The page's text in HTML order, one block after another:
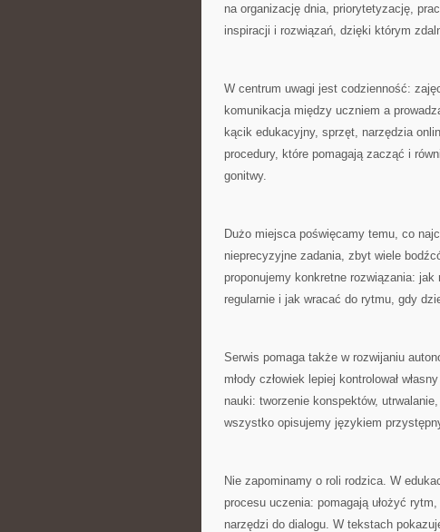
na organizację dnia, priorytetyzację,
inspiracji i rozwiązań, dzięki którym
W centrum uwagi jest codzienność:
komunikacja między uczniem a
kącik edukacyjny, sprzęt, narzędzia
procedury, które pomagają zacząć i
gonitwy.
Dużo miejsca poświęcamy temu, co
nieprecyzyjne zadania, zbyt wiele
proponujemy konkretne rozwiązania: jak
regularnie i jak wracać do rytmu, gdy
Serwis pomaga także w rozwijaniu
młody człowiek lepiej kontrolował
nauki: tworzenie konspektów,
wszystko opisujemy językiem
Nie zapominamy o roli rodzica. W
procesu uczenia: pomagają ułożyć
narzędzi do dialogu. W tekstach